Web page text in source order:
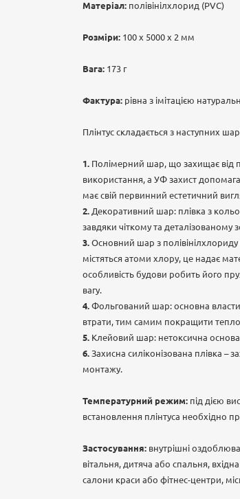
Матеріал: полівінілхлорид (PVC)
Розміри: 100 х 5000 х 2 мм
Вага: 173 г
Фактура: рівна з імітацією
Плінтус складається з наступних
Полімерний шар, що захищає від
використання, а УФ захист
має свій первинний естетичний
Декоративний шар: плівка з
завдяки чіткому та
Основний шар з
містяться атоми хлору, це надає
особливість будови робить його
вагу.
Фольгований шар: основна
втрати, тим самим покращити
Клейовий шар: нетоксична основа
Захисна силіконізована плівка –
монтажу.
Температурний режим: під дією
встановлення плінтуса необхідно
Застосування: внутрішні
вітальня, дитяча або спальня,
салони краси або фітнес-центри,